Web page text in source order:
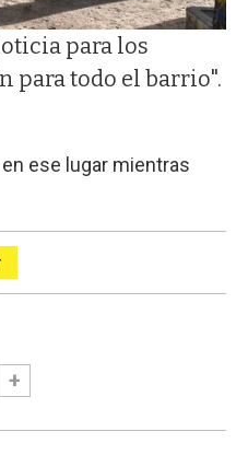
para los
para todo el barrio".
ese lugar mientras